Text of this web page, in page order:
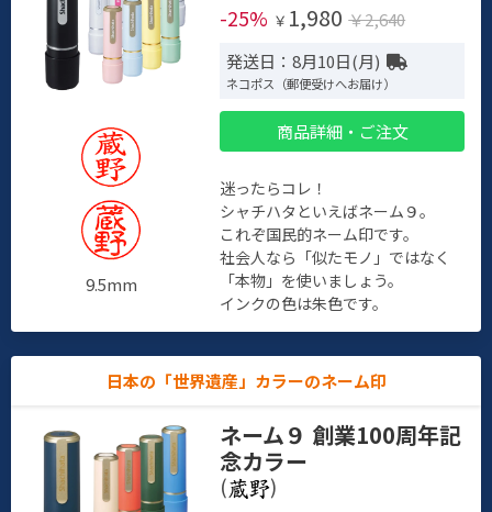
9.5mm
-25% ￥ 1,980 ￥2,640
発送日：8月10日(月)
ネコポス（郵便受けへお届け）
商品詳細・ご注文
迷ったらコレ！
シャチハタといえばネーム９。
これぞ国民的ネーム印です。
社会人なら「似たモノ」ではなく
「本物」を使いましょう。
インクの色は朱色です。
日本の「世界遺産」カラーのネーム印
ネーム９ 創業100周年記
念カラー
(
)